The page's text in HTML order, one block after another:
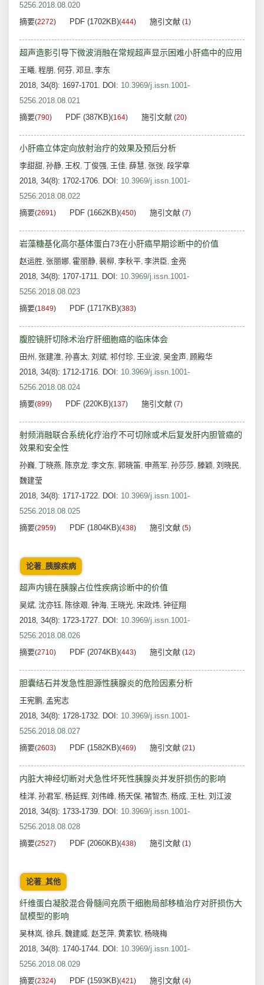
5256.2018.08.020
摘要(2272) PDF (1702KB)(444) 施引文献 (1)
超声造影引导下微波消融在常规超声显示困难小肝癌中的应用
王曦, 程朋 , 何芬, 邓旦 , 李东
2018, 34(8): 1697-1701. DOI: 10.3969/j.issn.1001-
5256.2018.08.021
摘要(790) PDF (387KB)(164) 施引文献 (20)
小肝癌立体定向放射治疗的效果及预后分析
李甜甜, 孙静, 王权, 丁俊强, 王佳, 薛慧, 张弢, 段学章
2018, 34(8): 1702-1706. DOI: 10.3969/j.issn.1001-
5256.2018.08.022
摘要(2691) PDF (1662KB)(450) 施引文献 (7)
岩藻糖基化高尔基体蛋白73在小肝癌早期诊断中的价值
赵运胜, 张丽娜, 霍丽静, 裴柳, 李秋平, 李洪臣, 金亮
2018, 34(8): 1707-1711. DOI: 10.3969/j.issn.1001-
5256.2018.08.023
摘要(1849) PDF (1717KB)(383)
腹腔镜肝切除术治疗肝细胞癌的临床体会
田州 , 张建淮, 孙喜太, 刘斌, 祁付珍, 王业波, 吴金声, 顾殿华
2018, 34(8): 1712-1716. DOI: 10.3969/j.issn.1001-
5256.2018.08.024
摘要(899) PDF (220KB)(137) 施引文献 (7)
射频消融联合系统化疗治疗不可切除或术后复发肝内胆管癌的
效果和安全性
孙巍, 丁晓燕, 陈京龙, 李文东, 郭晓笛, 申燕军, 孙莎莎, 滕颖, 刘晓民,
魏建莹
2018, 34(8): 1717-1722. DOI: 10.3969/j.issn.1001-
5256.2018.08.025
摘要(2959) PDF (1804KB)(438) 施引文献 (5)
论著_胰腺疾病
超声内镜在胰腺占位性疾病诊断中的价值
吴斌, 沈亦钰, 陈徐艰, 钟海, 王晓光, 宋政炜, 钟征翔
2018, 34(8): 1723-1727. DOI: 10.3969/j.issn.1001-
5256.2018.08.026
摘要(2710) PDF (2074KB)(443) 施引文献 (12)
胆囊结石并发急性胆源性胰腺炎的危险因素分析
王宪鹏, 孟宪志
2018, 34(8): 1728-1732. DOI: 10.3969/j.issn.1001-
5256.2018.08.027
摘要(2603) PDF (1582KB)(469) 施引文献 (21)
内脏大神经切断对犬急性坏死性胰腺炎并发肝损伤的影响
桂洋, 孙君军, 杨延辉, 刘伟峰, 杨天保, 褚智杰, 杨成, 王杜, 刘江波
2018, 34(8): 1733-1739. DOI: 10.3969/j.issn.1001-
5256.2018.08.028
摘要(2527) PDF (2060KB)(438) 施引文献 (1)
论著_其他
纤维蛋白凝胶混合骨髓间充质干细胞局部移植治疗对肝损伤大
鼠模型的影响
吴林岚, 徐兵, 魏建威, 赵芝萍, 黄素钦, 杨晓梅
2018, 34(8): 1740-1744. DOI: 10.3969/j.issn.1001-
5256.2018.08.029
摘要(2324) PDF (1593KB)(421) 施引文献 (4)